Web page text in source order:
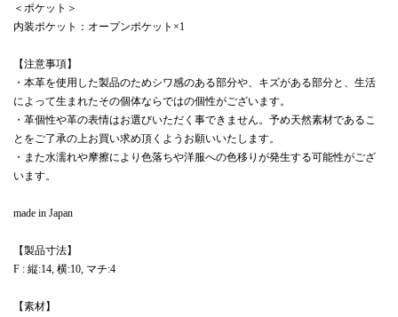
＜ポケット＞
内装ポケット：オープンポケット×1
【注意事項】
・本革を使用した製品のためシワ感のある部分や、キズがある部分と、生活
によって生まれたその個体ならではの個性がございます。
・革個性や革の表情はお選びいただく事できません。予め天然素材であるこ
とをご了承の上お買い求め頂くようお願いいたします。
・また水濡れや摩擦により色落ちや洋服への色移りが発生する可能性がござ
います。
made in Japan
【製品寸法】
F : 縦:14, 横:10, マチ:4
【素材】